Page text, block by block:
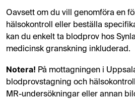
Oavsett om du vill genomföra en
hälsokontroll eller beställa
kan du enkelt ta blodprov hos
medicinsk granskning inkluderad.
Notera! På mottagningen i
blodprovstagning och
MR-undersökningar eller annan